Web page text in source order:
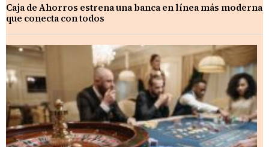
Caja de Ahorros estrena una banca en línea más moderna
que conecta con todos